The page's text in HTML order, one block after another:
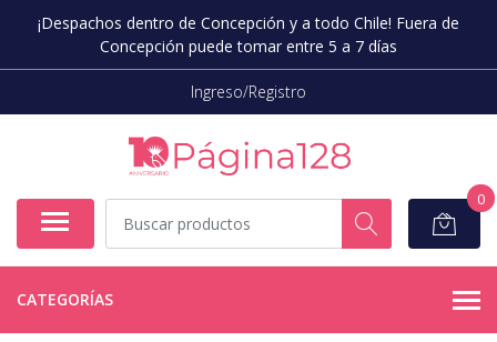
¡Despachos dentro de Concepción y a todo Chile! Fuera de
Concepción puede tomar entre 5 a 7 días
Ingreso/Registro
0
CATEGORÍAS